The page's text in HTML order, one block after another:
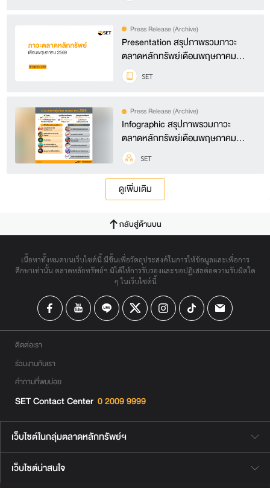
Press Release (Archive)
Presentation สรุปภาพรวมภาวะ
ตลาดหลักทรัพย์เดือนพฤษภาคม
2569
SET
Press Release (Archive)
Infographic สรุปภาพรวมภาวะ
ตลาดหลักทรัพย์เดือนพฤษภาคม
2569SET
ดูเพิ่มเติม
กลับสู่ด้านบน
เนื้อหาทั้งหมดบนเว็บไซต์นี้ มีขึ้นเพื่อวัตถุประสงค์ในการให้ข้อมูลและเพื่อการ
ศึกษาเท่านั้น ตลาดหลักทรัพย์ฯ มิได้ให้การรับรองและขอปฏิเสธต่อความรับผิดใด
ๆ ในเว็บไซต์นี้
ติดต่อเรา
ร่วมงานกับเรา
คำถามที่พบบ่อย
SET Contact Center 0 2009 9999
เว็บไซต์ในกลุ่มตลาดหลักทรัพย์ฯ
เว็บไซต์น่าสนใจ